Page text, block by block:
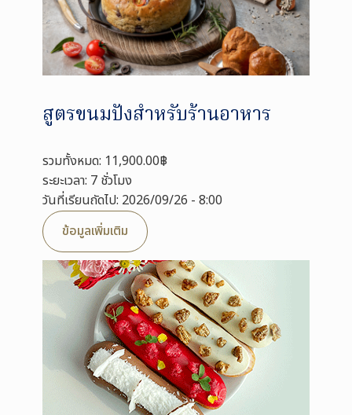
สูตรขนมปังสำหรับร้านอาหาร
รวมทั้งหมด: 11,900.00฿
ระยะเวลา: 7 ชั่วโมง
วันที่เรียนถัดไป: 2026/09/26 - 8:00
ข้อมูลเพิ่มเติม